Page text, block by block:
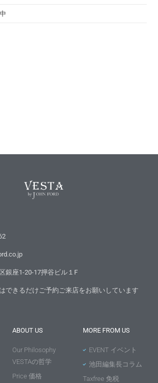
銀座1-20-17押谷ビル１F
できるだけご予約ご来店をお願いしています
ABOUT US
Our Philosophy
VESTAの哲学
Price 価格
MORE FROM US
EVENT イベント
池田編集長コラム
Taxfree 免税